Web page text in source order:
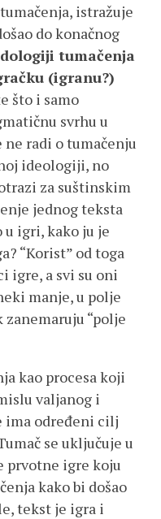
istražuje
do konačnog
tumačenja
(igranu?)
što i samo
svrhu u
ne radi o tumačenju
ideologiji, no
za suštinskim
jednog teksta
u igri, kako ju je
“Korist” od toga
igre, a svi su oni
manje, u polje
“polje
kao procesa koji
valjanog i
ima određeni cilj
se uključuje u
prvotne igre koju
kako bi došao
tekst je igra i